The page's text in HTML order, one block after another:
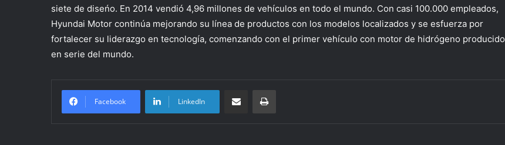
siete de diseńo. En 2014 vendió 4,96 millones de vehículos en todo el mundo. Con casi 100.000 empleados,
Hyundai Motor continúa mejorando su línea de productos con los modelos localizados y se esfuerza por
fortalecer su liderazgo en tecnología, comenzando con el primer vehículo con motor de hidrógeno producido
en serie del mundo.
Facebook LinkedIn
Compartir por correo electrónicoImprimir